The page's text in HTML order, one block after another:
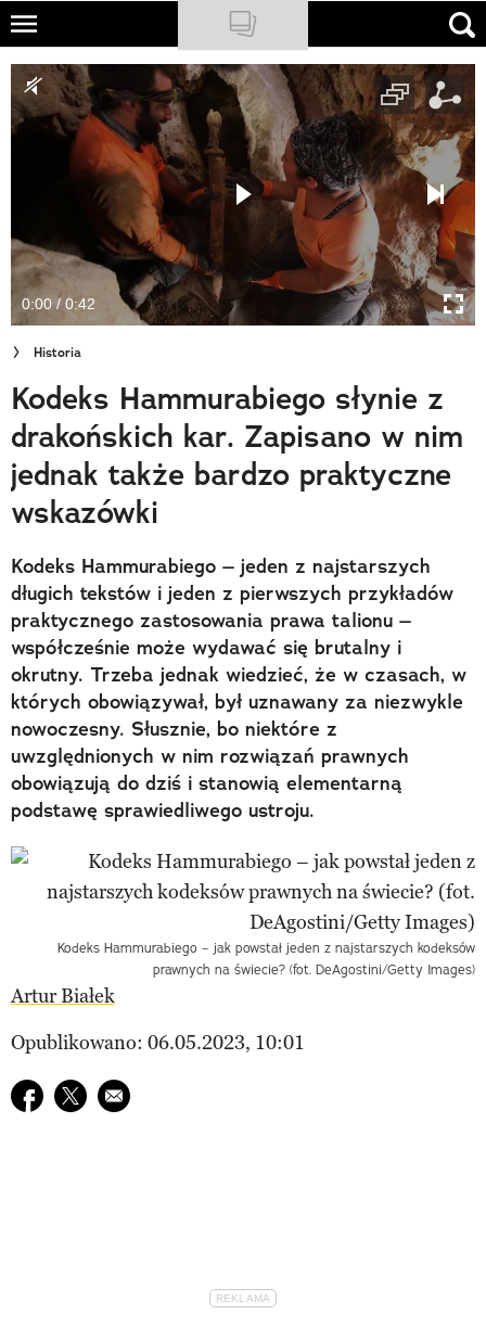
Skip
main
content
NATIONAL GEOGRAPHIC
TRAVELER
PODCASTY
Newsletter
Cuda Polski
Wielki Konkurs Fotograficzny
Trendbook Podróżniczy
Polecane
0:00 / 0:42
Historia
Kodeks Hammurabiego słynie z
drakońskich kar. Zapisano w nim
jednak także bardzo praktyczne
wskazówki
Kodeks Hammurabiego – jeden z najstarszych
długich tekstów i jeden z pierwszych przykładów
praktycznego zastosowania prawa talionu –
współcześnie może wydawać się brutalny i
okrutny. Trzeba jednak wiedzieć, że w czasach, w
których obowiązywał, był uznawany za niezwykle
nowoczesny. Słusznie, bo niektóre z
uwzględnionych w nim rozwiązań prawnych
obowiązują do dziś i stanowią elementarną
podstawę sprawiedliwego ustroju.
Kodeks Hammurabiego – jak powstał jeden z najstarszych kodeksów
prawnych na świecie? (fot. DeAgostini/Getty Images)
Artur Białek
Opublikowano: 06.05.2023, 10:01
Udostępnij na facebook
Udostępnij na twitter
E-mail do przyjaciela